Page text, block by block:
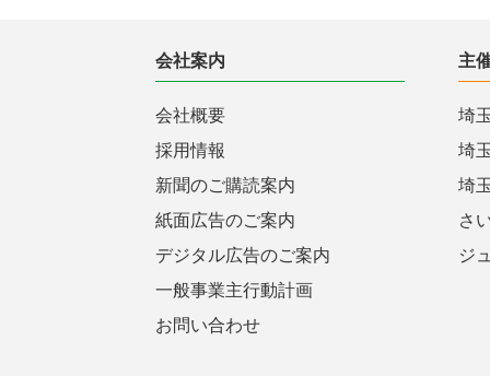
会社案内
会社概要
採用情報
新聞のご購読案内
紙面広告のご案内
デジタル広告のご案内
一般事業主行動計画
お問い合わせ
主
埼
埼
埼
さ
ジ